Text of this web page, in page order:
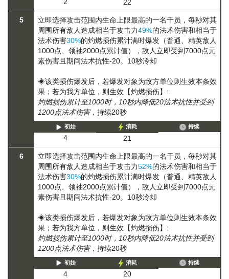
2 22
5
立即选择攻击范围内生命上限最高的一名干员，每秒对其
周围所有敌人造成相当于攻击力49%的法术伤害和相当于
法术伤害30%的灼燃损伤累计满时爆发（普通、精英敌人
1000点、领袖2000点累计值），敌人立即受到7000点元
素伤害且期间法术抗性-20。10秒冷却
◈该类损伤爆发后，若爆发对象为敌方单位则生效本条效
果；若为我方单位，则生效【灼燃损伤】:
灼燃损伤累计至1000时，10秒内降低20法术抗性并受到
1200点法术伤害，持续20秒
初始
4
消耗
21
持续
6
立即选择攻击范围内生命上限最高的一名干员，每秒对其
周围所有敌人造成相当于攻击力52%的法术伤害和相当于
法术伤害30%的灼燃损伤累计满时爆发（普通、精英敌人
1000点、领袖2000点累计值），敌人立即受到7000点元
素伤害且期间法术抗性-20。10秒冷却
◈该类损伤爆发后，若爆发对象为敌方单位则生效本条效
果；若为我方单位，则生效【灼燃损伤】:
灼燃损伤累计至1000时，10秒内降低20法术抗性并受到
1200点法术伤害，持续20秒
初始
4
消耗
20
持续